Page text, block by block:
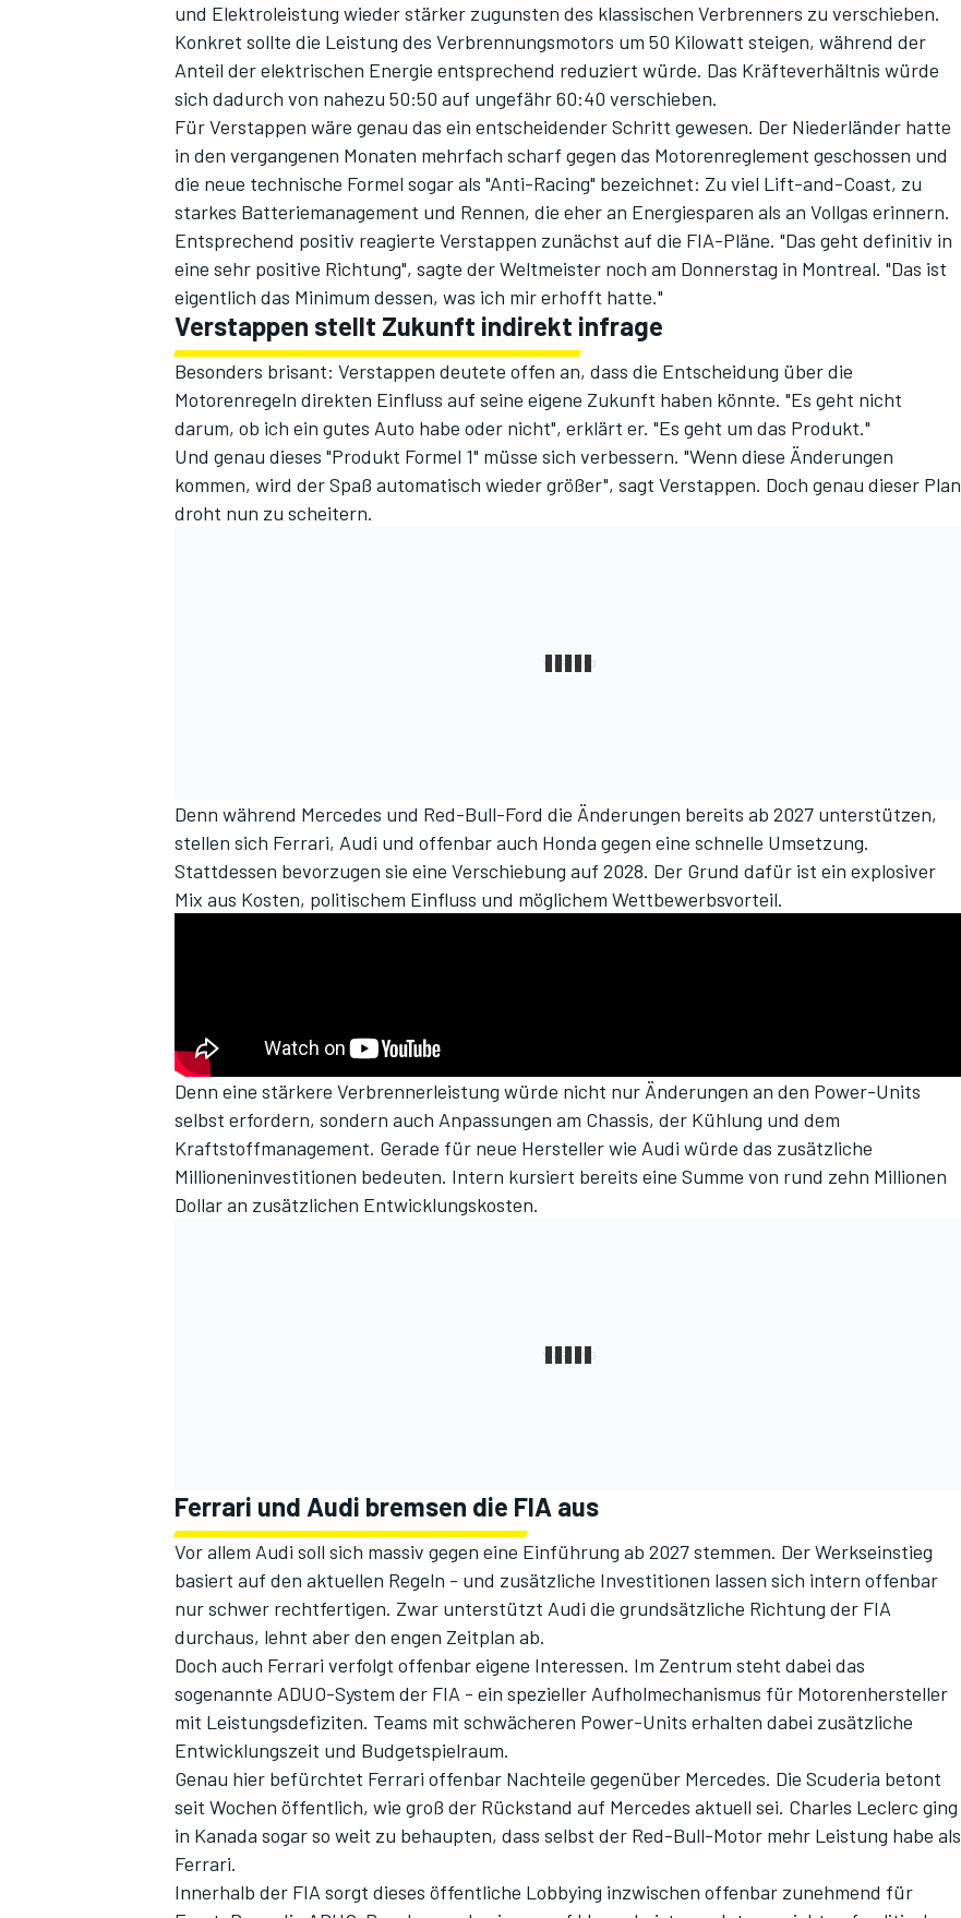
SPORTWAGEN
und Elektroleistung wieder stärker zugunsten des klassischen Verbrenners zu verschieben.
Konkret sollte die Leistung des Verbrennungsmotors um 50 Kilowatt steigen, während der
Anteil der elektrischen Energie entsprechend reduziert würde. Das Kräfteverhältnis würde
sich dadurch von nahezu 50:50 auf ungefähr 60:40 verschieben.
Für Verstappen wäre genau das ein entscheidender Schritt gewesen. Der Niederländer hatte
in den vergangenen Monaten mehrfach scharf gegen das Motorenreglement geschossen und
die neue technische Formel sogar als "Anti-Racing" bezeichnet: Zu viel Lift-and-Coast, zu
starkes Batteriemanagement und Rennen, die eher an Energiesparen als an Vollgas erinnern.
Entsprechend positiv reagierte Verstappen zunächst auf die FIA-Pläne. "Das geht definitiv in
eine sehr positive Richtung", sagte der Weltmeister noch am Donnerstag in Montreal. "Das ist
eigentlich das Minimum dessen, was ich mir erhofft hatte."
Verstappen stellt Zukunft indirekt infrage
Besonders brisant: Verstappen deutete offen an, dass die Entscheidung über die
Motorenregeln direkten Einfluss auf seine eigene Zukunft haben könnte. "Es geht nicht
darum, ob ich ein gutes Auto habe oder nicht", erklärt er. "Es geht um das Produkt."
Und genau dieses "Produkt Formel 1" müsse sich verbessern. "Wenn diese Änderungen
kommen, wird der Spaß automatisch wieder größer", sagt Verstappen. Doch genau dieser Plan
droht nun zu scheitern.
Denn während Mercedes und Red-Bull-Ford die Änderungen bereits ab 2027 unterstützen,
stellen sich Ferrari, Audi und offenbar auch Honda gegen eine schnelle Umsetzung.
Stattdessen bevorzugen sie eine Verschiebung auf 2028. Der Grund dafür ist ein explosiver
Mix aus Kosten, politischem Einfluss und möglichem Wettbewerbsvorteil.
Denn eine stärkere Verbrennerleistung würde nicht nur Änderungen an den Power-Units
selbst erfordern, sondern auch Anpassungen am Chassis, der Kühlung und dem
Kraftstoffmanagement. Gerade für neue Hersteller wie Audi würde das zusätzliche
Millioneninvestitionen bedeuten. Intern kursiert bereits eine Summe von rund zehn Millionen
Dollar an zusätzlichen Entwicklungskosten.
Ferrari und Audi bremsen die FIA aus
Vor allem Audi soll sich massiv gegen eine Einführung ab 2027 stemmen. Der Werkseinstieg
basiert auf den aktuellen Regeln - und zusätzliche Investitionen lassen sich intern offenbar
nur schwer rechtfertigen. Zwar unterstützt Audi die grundsätzliche Richtung der FIA
durchaus, lehnt aber den engen Zeitplan ab.
Doch auch Ferrari verfolgt offenbar eigene Interessen. Im Zentrum steht dabei das
sogenannte ADUO-System der FIA - ein spezieller Aufholmechanismus für Motorenhersteller
mit Leistungsdefiziten. Teams mit schwächeren Power-Units erhalten dabei zusätzliche
Entwicklungszeit und Budgetspielraum.
Genau hier befürchtet Ferrari offenbar Nachteile gegenüber Mercedes. Die Scuderia betont
seit Wochen öffentlich, wie groß der Rückstand auf Mercedes aktuell sei. Charles Leclerc ging
in Kanada sogar so weit zu behaupten, dass selbst der Red-Bull-Motor mehr Leistung habe als
Ferrari.
Innerhalb der FIA sorgt dieses öffentliche Lobbying inzwischen offenbar zunehmend für